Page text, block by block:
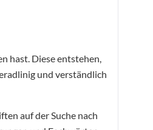
hast. Diese entstehen,
und verständlich
auf der Suche nach